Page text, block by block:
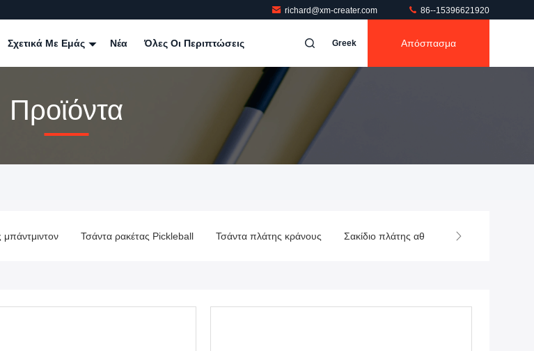
richard@xm-creater.com 86--15396621920
Σχετικά Με Εμάς Νέα Όλες Οι Περιπτώσεις Greek Απόσπασμα
Προϊόντα
μπάντμιντον Τσάντα ρακέτας Pickleball Τσάντα πλάτης κράνους Σακίδιο πλάτης αθλητικών σφαιρών